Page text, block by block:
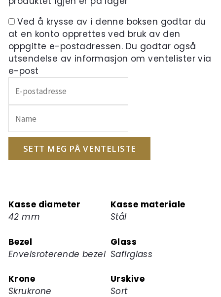
Ved å krysse av i denne boksen godtar du
at en konto opprettes ved bruk av den
oppgitte e-postadressen. Du godtar også
utsendelse av informasjon om ventelister via
e-post
inn
e-
postadressen
din
ventelisten
for
produktet
SETT MEG PÅ VENTELISTE
Kasse diameter
42 mm
Kasse materiale
Stål
Bezel
Enveisroterende bezel
Glass
Safirglass
Krone
Skrukrone
Urskive
Sort